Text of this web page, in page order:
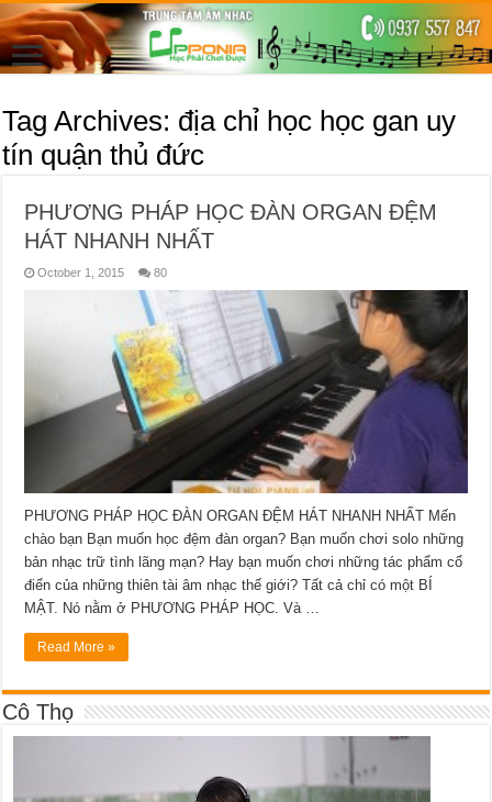
Tag Archives: địa chỉ học học gan uy
tín quận thủ đức
PHƯƠNG PHÁP HỌC ĐÀN ORGAN ĐỆM
HÁT NHANH NHẤT
October 1, 2015 80
PHƯƠNG PHÁP HỌC ĐÀN ORGAN ĐỆM HÁT NHANH NHẤT Mến
chào bạn Bạn muốn học đệm đàn organ? Bạn muốn chơi solo những
bản nhạc trữ tình lãng mạn? Hay bạn muốn chơi những tác phẩm cổ
điển của những thiên tài âm nhạc thế giới? Tất cả chỉ có một BÍ
MẬT. Nó nằm ở PHƯƠNG PHÁP HỌC. Và …
Read More »
Cô Thọ